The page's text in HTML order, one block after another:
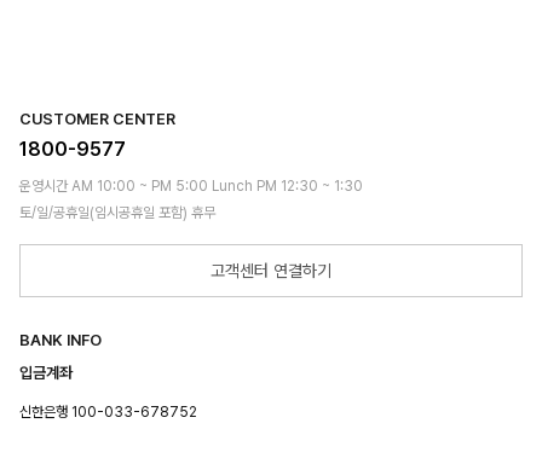
CUSTOMER CENTER
1800-9577
운영시간 AM 10:00 ~ PM 5:00 Lunch PM 12:30 ~ 1:30
토/일/공휴일(임시공휴일 포함) 휴무
고객센터 연결하기
BANK INFO
입금계좌
신한은행 100-033-678752